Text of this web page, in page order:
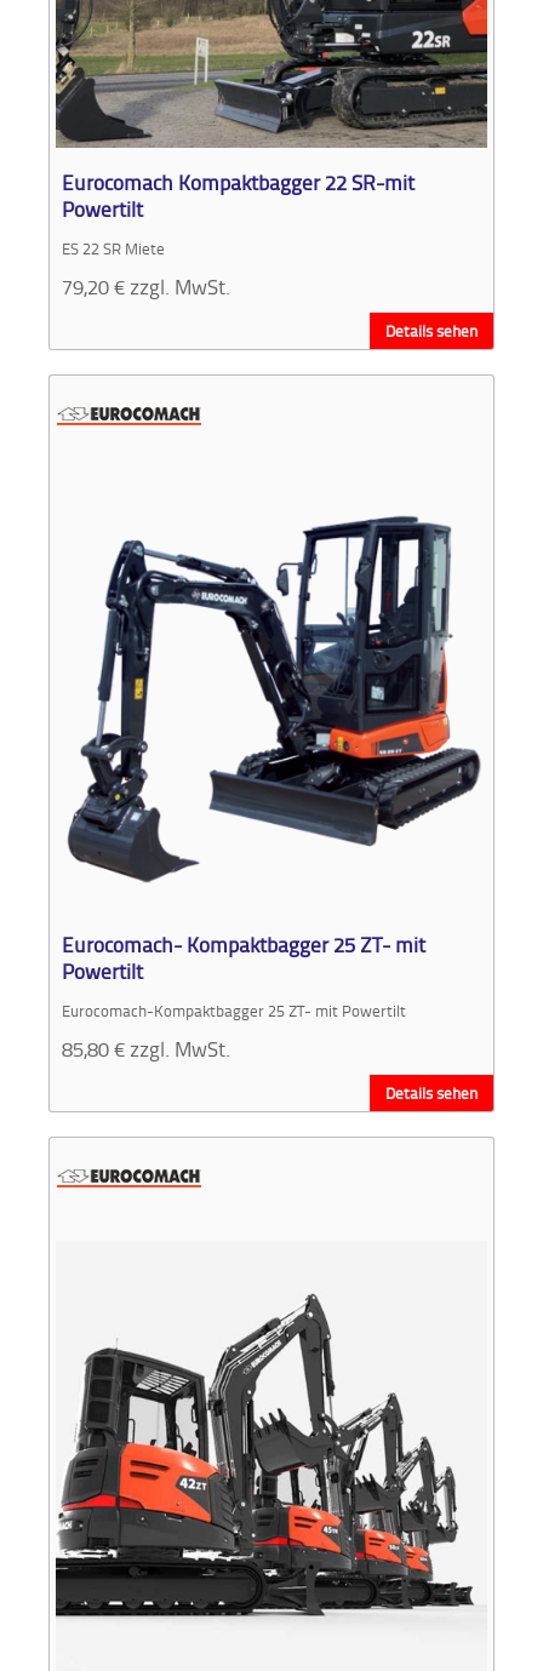
Eurocomach Kompaktbagger 22 SR-mit
Powertilt
ES 22 SR Miete
79,20€ zzgl. MwSt.
Details sehen
Eurocomach- Kompaktbagger 25 ZT- mit
Powertilt
Eurocomach-Kompaktbagger 25 ZT- mit Powertilt
85,80€ zzgl. MwSt.
Details sehen